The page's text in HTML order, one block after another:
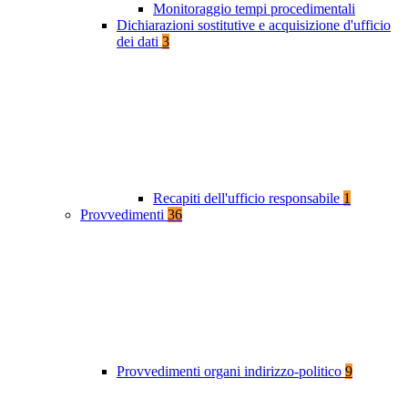
Monitoraggio tempi procedimentali
Dichiarazioni sostitutive e acquisizione d'ufficio
dei dati 3
Recapiti dell'ufficio responsabile 1
Provvedimenti 36
Provvedimenti organi indirizzo-politico 9